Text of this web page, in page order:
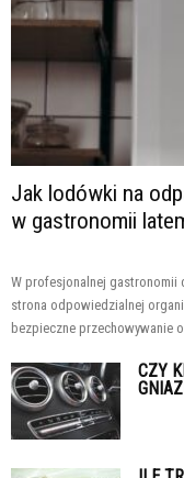
Jak lodówki na
w gastronomii
W profesjonalnej
strona odpowiedzialnej
bezpieczne przechowywanie
CZY